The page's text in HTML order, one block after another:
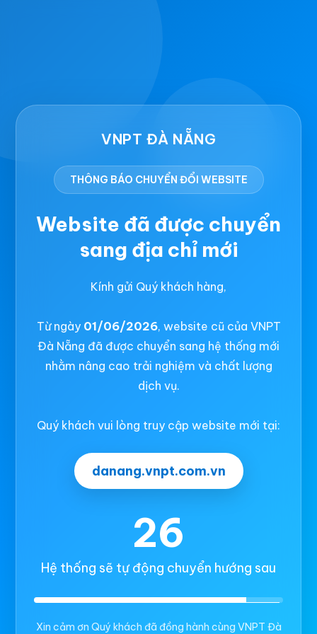
VNPT ĐÀ NẴNG
THÔNG BÁO CHUYỂN ĐỔI WEBSITE
Website đã được chuyển
sang địa chỉ mới
Kính gửi Quý khách hàng,
Từ ngày 01/06/2026, website cũ của VNPT
Đà Nẵng đã được chuyển sang hệ thống mới
nhằm nâng cao trải nghiệm và chất lượng
dịch vụ.
Quý khách vui lòng truy cập website mới tại:
danang.vnpt.com.vn
26
Hệ thống sẽ tự động chuyển hướng sau
Xin cảm ơn Quý khách đã đồng hành cùng VNPT Đà